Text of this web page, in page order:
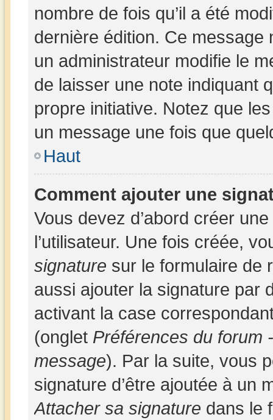
nombre de fois qu’il a été
dernière édition. Ce message
un administrateur modifie le
de laisser une note indiquant
propre initiative. Notez que
un message une fois que
Haut
Comment ajouter une
Vous devez d’abord créer
l’utilisateur. Une fois créée,
signature sur le formulaire de
aussi ajouter la signature par
activant la case
(onglet Préférences du forum
message). Par la suite, vous
signature d’être ajoutée à un
Attacher sa signature dans le